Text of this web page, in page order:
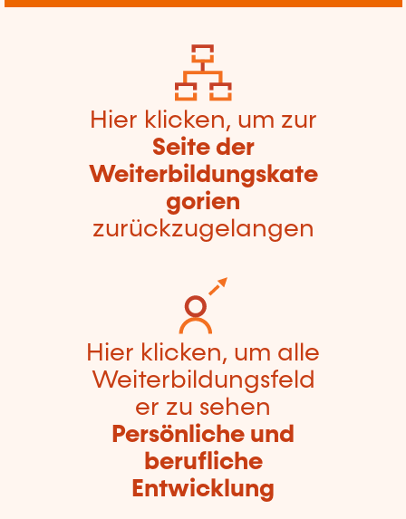
Hier klicken, um zur
Seite der
Weiterbildungskate
gorien
zurückzugelangen
Hier klicken, um alle
Weiterbildungsfeld
er zu sehen
Persönliche und
berufliche
Entwicklung